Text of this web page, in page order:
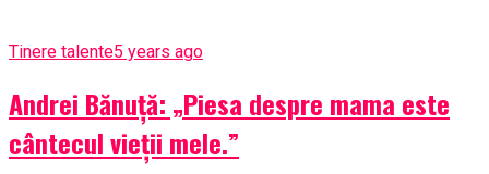
Tinere talente5 years ago
Andrei Bănuță: „Piesa despre mama este
cântecul vieții mele.”